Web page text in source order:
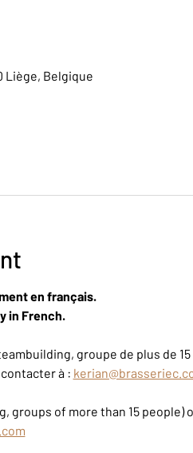
Liège, Belgique
en français.
in French.
groupe de plus de
à :
groups of more than 15 people)